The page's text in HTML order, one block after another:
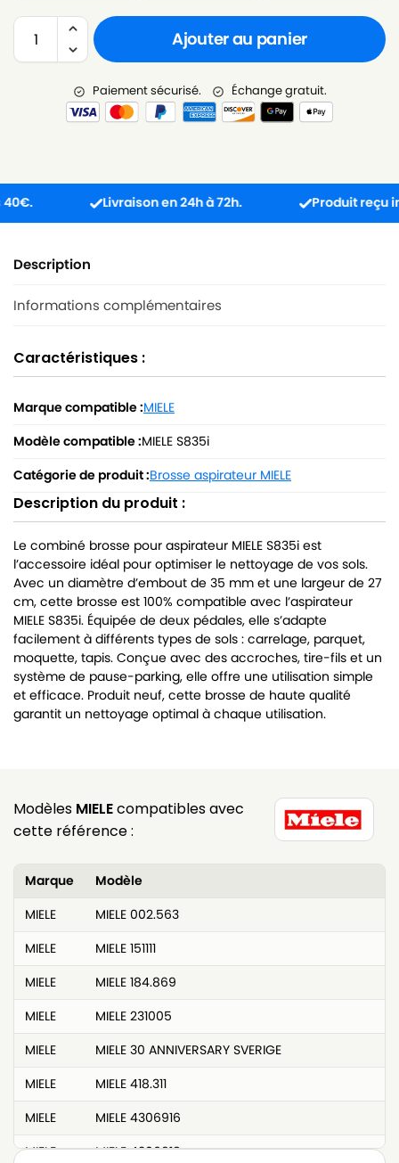
Ajouter au panier
Paiement sécurisé. Échange gratuit.
Livraison en 24h à 72h. Produit reçu
Description
Informations complémentaires
Caractéristiques :
Marque compatible :MIELE
Modèle compatible :MIELE S835i
Catégorie de produit :Brosse aspirateur MIELE
Description du produit :
Le combiné brosse pour aspirateur MIELE S835i est
l’accessoire idéal pour optimiser le nettoyage de vos sols.
Avec un diamètre d’embout de 35 mm et une largeur de 27
cm, cette brosse est 100% compatible avec l’aspirateur
MIELE S835i. Équipée de deux pédales, elle s’adapte
facilement à différents types de sols : carrelage, parquet,
moquette, tapis. Conçue avec des accroches, tire-fils et un
système de pause-parking, elle offre une utilisation simple
et efficace. Produit neuf, cette brosse de haute qualité
garantit un nettoyage optimal à chaque utilisation.
Modèles MIELEcompatibles avec
cette référence :
Marque
Modèle
MIELE
MIELE 002.563
MIELE
MIELE 151111
MIELE
MIELE 184.869
MIELE
MIELE 231005
MIELE
MIELE 30 ANNIVERSARY SVERIGE
MIELE
MIELE 418.311
MIELE
MIELE 4306916
MIELE
MIELE 4306918